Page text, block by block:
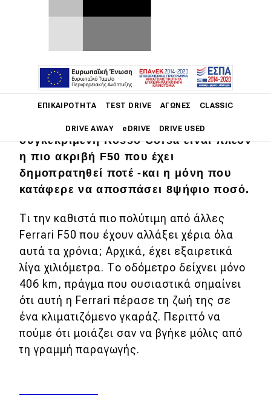
ΕΠΙΚΑΙΡΌΤΗΤΑ TEST DRIVE ΑΓΏΝΕΣ CLASSIC
DRIVE AWAY eDRIVE DRIVE USED
Main navigation
Επικαιρότητα
Νέα μοντέλα
Πρωτότυπα
Ελλάδα
Κόσμος
Τεχνολογία
Ασφάλεια
Αγορά
Ενώ η μέση τιμή δημοπρασίας για μια
Ferrari F50 σε άριστη κατάσταση είναι
στα 8,2 εκατομ. δολάρια, η
συγκεκριμένη Rosso Corsa είναι πλέον
η πιο ακριβή F50 που έχει
δημοπρατηθεί ποτέ -και η μόνη που
κατάφερε να αποσπάσει 8ψήφιο ποσό.
Τι την καθιστά πιο πολύτιμη από άλλες
Ferrari F50 που έχουν αλλάξει χέρια όλα
αυτά τα χρόνια; Αρχικά, έχει εξαιρετικά
λίγα χιλιόμετρα. Το οδόμετρο δείχνει μόνο
406 km, πράγμα που ουσιαστικά σημαίνει
ότι αυτή η Ferrari πέρασε τη ζωή της σε
ένα κλιματιζόμενο γκαράζ. Περιττό να
πούμε ότι μοιάζει σαν να βγήκε μόλις από
τη γραμμή παραγωγής.